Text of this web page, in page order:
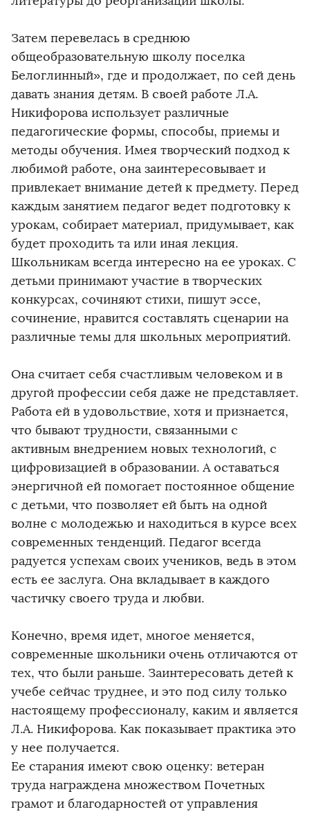
Затем перевелась в среднюю
общеобразовательную школу поселка
Белоглинный», где и продолжает, по сей день
давать знания детям. В своей работе Л.А.
Никифорова использует различные
педагогические формы, способы, приемы и
методы обучения. Имея творческий подход к
любимой работе, она заинтересовывает и
привлекает внимание детей к предмету. Перед
каждым занятием педагог ведет подготовку к
урокам, собирает материал, придумывает, как
будет проходить та или иная лекция.
Школьникам всегда интересно на ее уроках. С
детьми принимают участие в творческих
конкурсах, сочиняют стихи, пишут эссе,
сочинение, нравится составлять сценарии на
различные темы для школьных мероприятий.
Она считает себя счастливым человеком и в
другой профессии себя даже не представляет.
Работа ей в удовольствие, хотя и признается,
что бывают трудности, связанными с
активным внедрением новых технологий, с
цифровизацией в образовании. А оставаться
энергичной ей помогает постоянное общение
с детьми, что позволяет ей быть на одной
волне с молодежью и находиться в курсе всех
современных тенденций. Педагог всегда
радуется успехам своих учеников, ведь в этом
есть ее заслуга. Она вкладывает в каждого
частичку своего труда и любви.
Конечно, время идет, многое меняется,
современные школьники очень отличаются от
тех, что были раньше. Заинтересовать детей к
учебе сейчас труднее, и это под силу только
настоящему профессионалу, каким и является
Л.А. Никифорова. Как показывает практика это
у нее получается.
Ее старания имеют свою оценку: ветеран
труда награждена множеством Почетных
грамот и благодарностей от управления